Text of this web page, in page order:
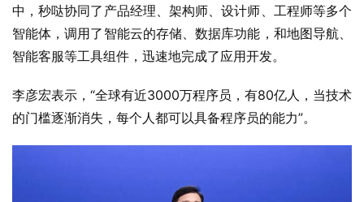
中，秒哒协同了产品经理、架构师、设计师、工程师等多个
智能体，调用了智能云的存储、数据库功能，和地图导航、
智能客服等工具组件，迅速地完成了应用开发。
李彦宏表示，“全球有近3000万程序员，有80亿人，当技术
的门槛逐渐消失，每个人都可以具备程序员的能力”。